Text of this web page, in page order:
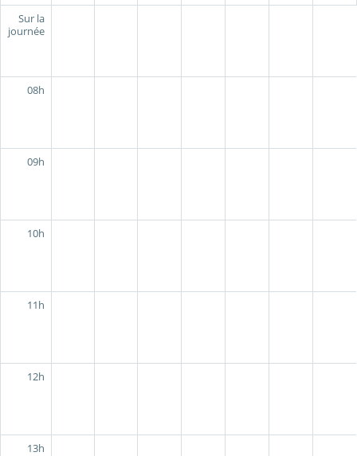
Sur la
journée
08h
09h
10h
11h
12h
13h